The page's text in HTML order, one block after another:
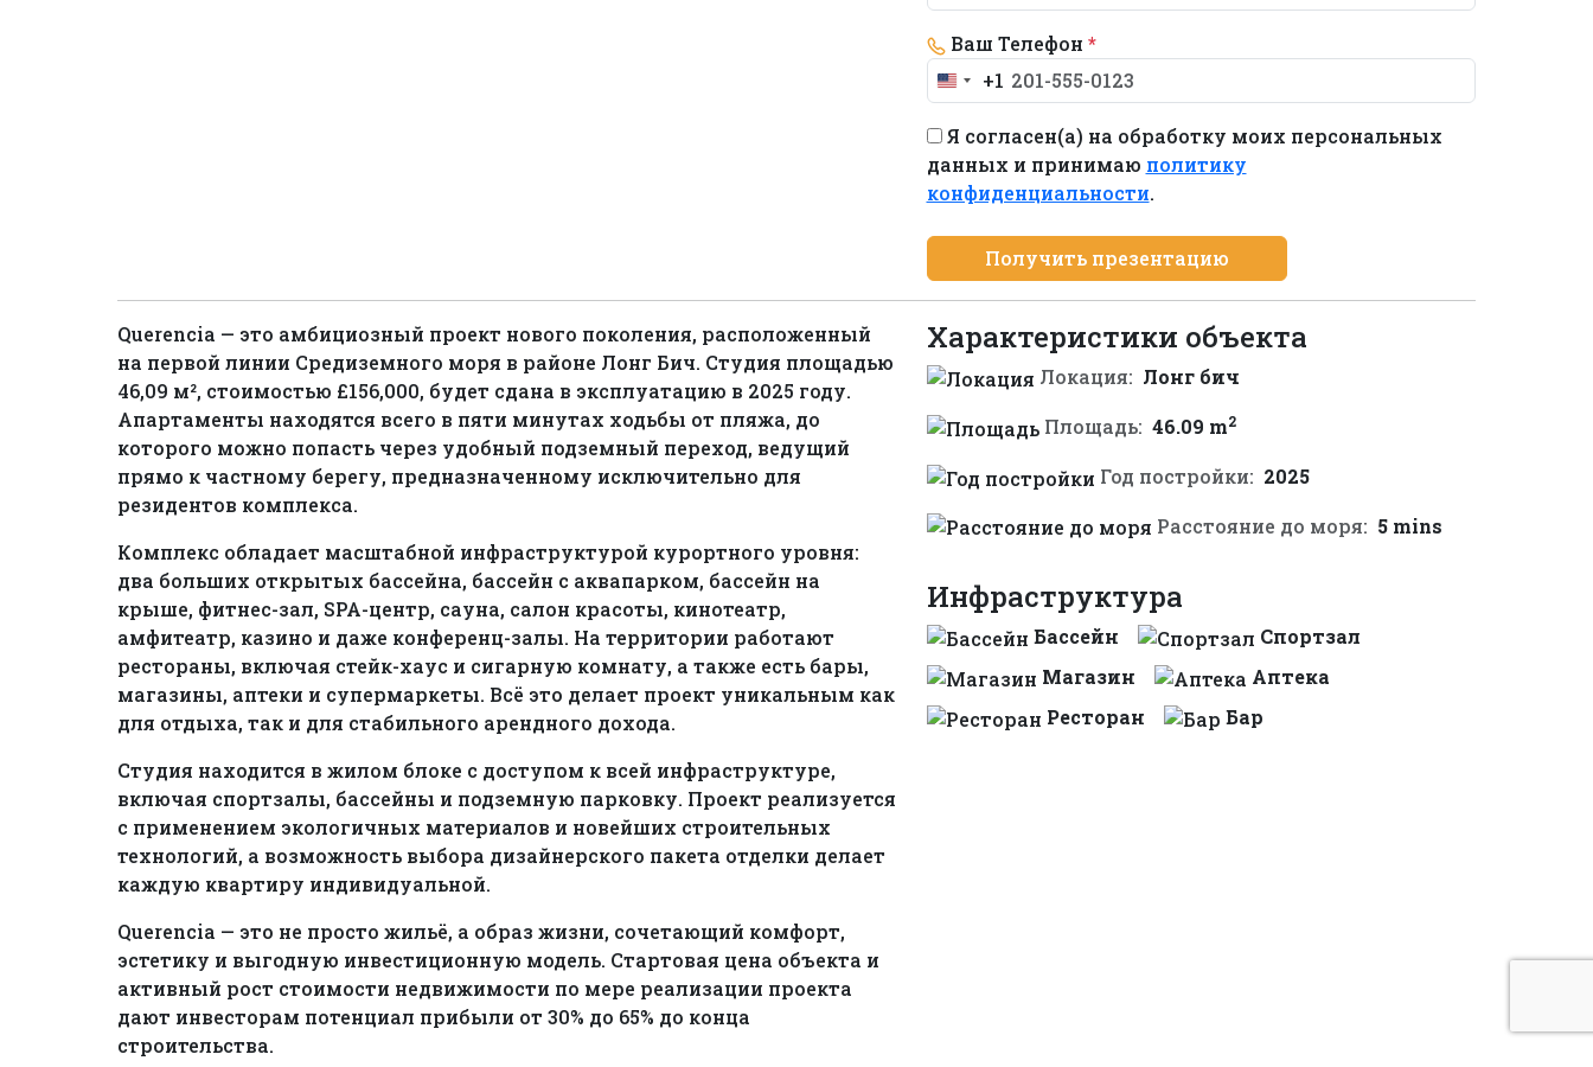
Ваш Телефон *
United
+1
+1
Я согласен(а) на обработку моих персональных
данных и принимаю политику
конфиденциальности.
Получить презентацию
Querencia — это амбициозный проект нового поколения, расположенный
на первой линии Средиземного моря в районе Лонг Бич. Студия площадью
46,09 м², стоимостью £156,000, будет сдана в эксплуатацию в 2025 году.
Апартаменты находятся всего в пяти минутах ходьбы от пляжа, до
которого можно попасть через удобный подземный переход, ведущий
прямо к частному берегу, предназначенному исключительно для
резидентов комплекса.
Комплекс обладает масштабной инфраструктурой курортного уровня:
два больших открытых бассейна, бассейн с аквапарком, бассейн на
крыше, фитнес-зал, SPA-центр, сауна, салон красоты, кинотеатр,
амфитеатр, казино и даже конференц-залы. На территории работают
рестораны, включая стейк-хаус и сигарную комнату, а также есть бары,
магазины, аптеки и супермаркеты. Всё это делает проект уникальным как
для отдыха, так и для стабильного арендного дохода.
Студия находится в жилом блоке с доступом к всей инфраструктуре,
включая спортзалы, бассейны и подземную парковку. Проект реализуется
с применением экологичных материалов и новейших строительных
технологий, а возможность выбора дизайнерского пакета отделки делает
каждую квартиру индивидуальной.
Querencia — это не просто жильё, а образ жизни, сочетающий комфорт,
эстетику и выгодную инвестиционную модель. Стартовая цена объекта и
активный рост стоимости недвижимости по мере реализации проекта
дают инвесторам потенциал прибыли от 30% до 65% до конца
строительства.
Характеристики объекта
Локация: Лонг бич
Площадь: 46.09 m2
Год постройки: 2025
Расстояние до моря: 5 mins
Инфраструктура
Бассейн
Спортзал
Магазин
Аптека
Ресторан
Бар